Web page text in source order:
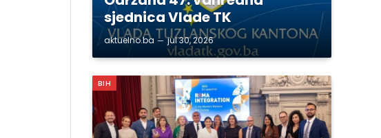
sjednica Vlade TK
aktuelno.ba jul 30, 2026
BIH